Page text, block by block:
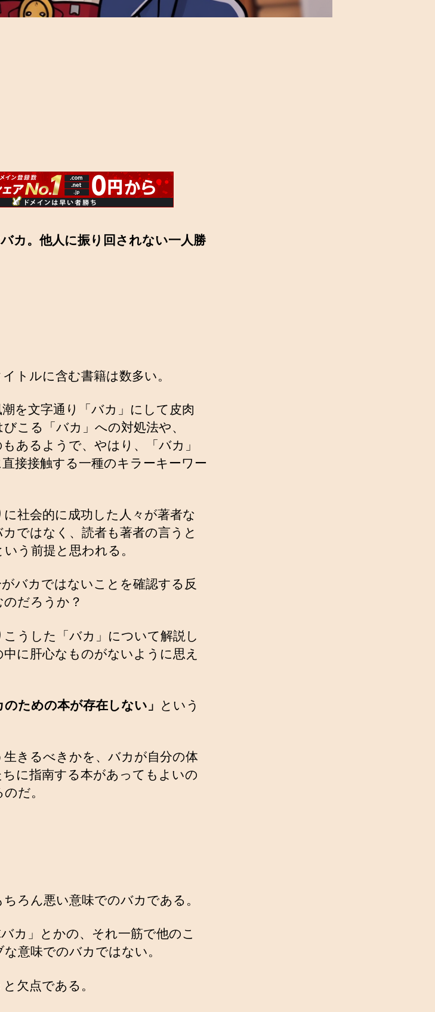
カ。他人に振り回されない一人勝
トルに含む書籍は数多い。
を文字通り「バカ」にして皮肉
こる「バカ」への対処法や、
あるようで、やはり、「バカ」
接接触する一種のキラーキーワー
社会的に成功した人々が著者な
ではなく、読者も著者の言うと
う前提と思われる。
バカではないことを確認する反
だろうか？
うした「バカ」について解説し
に肝心なものがないように思え
のための本が存在しない」
という
きるべきかを、バカが自分の体
に指南する本があってもよいの
だ。
ろん悪い意味でのバカである。
カ」とかの、それ一筋で他のこ
意味でのバカではない。
欠点である。